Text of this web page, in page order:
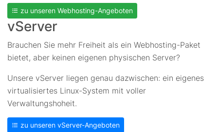
zu unseren Webhosting-Angeboten
vServer
Brauchen Sie mehr Freiheit als ein Webhosting-Paket
bietet, aber keinen eigenen physischen Server?
Unsere vServer liegen genau dazwischen: ein eigenes
virtualisiertes Linux-System mit voller
Verwaltungshoheit.
zu unseren vServer-Angeboten